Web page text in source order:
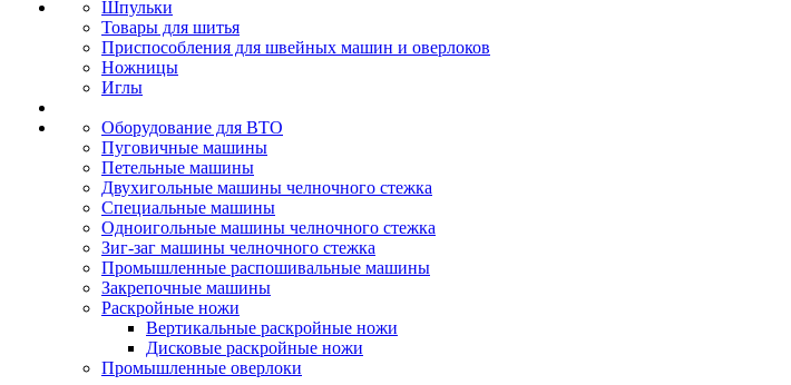
Шпульки
Товары для шитья
Приспособления для швейных машин и оверлоков
Ножницы
Иглы
Оборудование для ВТО
Пуговичные машины
Петельные машины
Двухигольные машины челночного стежка
Специальные машины
Одноигольные машины челночного стежка
Зиг-заг машины челночного стежка
Промышленные распошивальные машины
Закрепочные машины
Раскройные ножи
Вертикальные раскройные ножи
Дисковые раскройные ножи
Промышленные оверлоки